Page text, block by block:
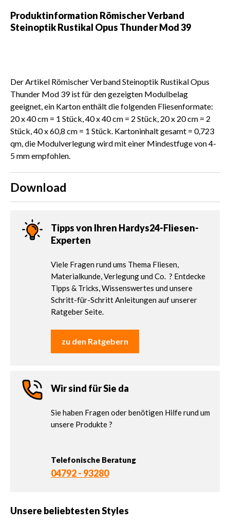
Produktinformation Römischer Verband
Steinoptik Rustikal Opus Thunder Mod 39
Der Artikel Römischer Verband Steinoptik Rustikal Opus
Thunder Mod 39 ist für den gezeigten Modulbelag
geeignet, ein Karton enthält die folgenden Fliesenformate:
20 x 40 cm = 1 Stück, 40 x 40 cm = 2 Stück, 20 x 20 cm = 2
Stück, 40 x 60,8 cm = 1 Stück. Kartoninhalt gesamt = 0,723
qm, die Modulverlegung wird mit einer Mindestfuge von 4-
5 mm empfohlen.
Download
Tipps von Ihren Hardys24-Fliesen-
Experten
Viele Fragen rund ums Thema Fliesen,
Materialkunde, Verlegung und Co. ? Entdecke
Tipps & Tricks, Wissenswertes und unsere
Schritt-für-Schritt Anleitungen auf unserer
Ratgeber Seite.
zu den Ratgebern
Wir sind für Sie da
Sie haben Fragen oder benötigen Hilfe rund um
unsere Produkte ?
Telefonische Beratung
04792 - 93280
Unsere beliebtesten Styles